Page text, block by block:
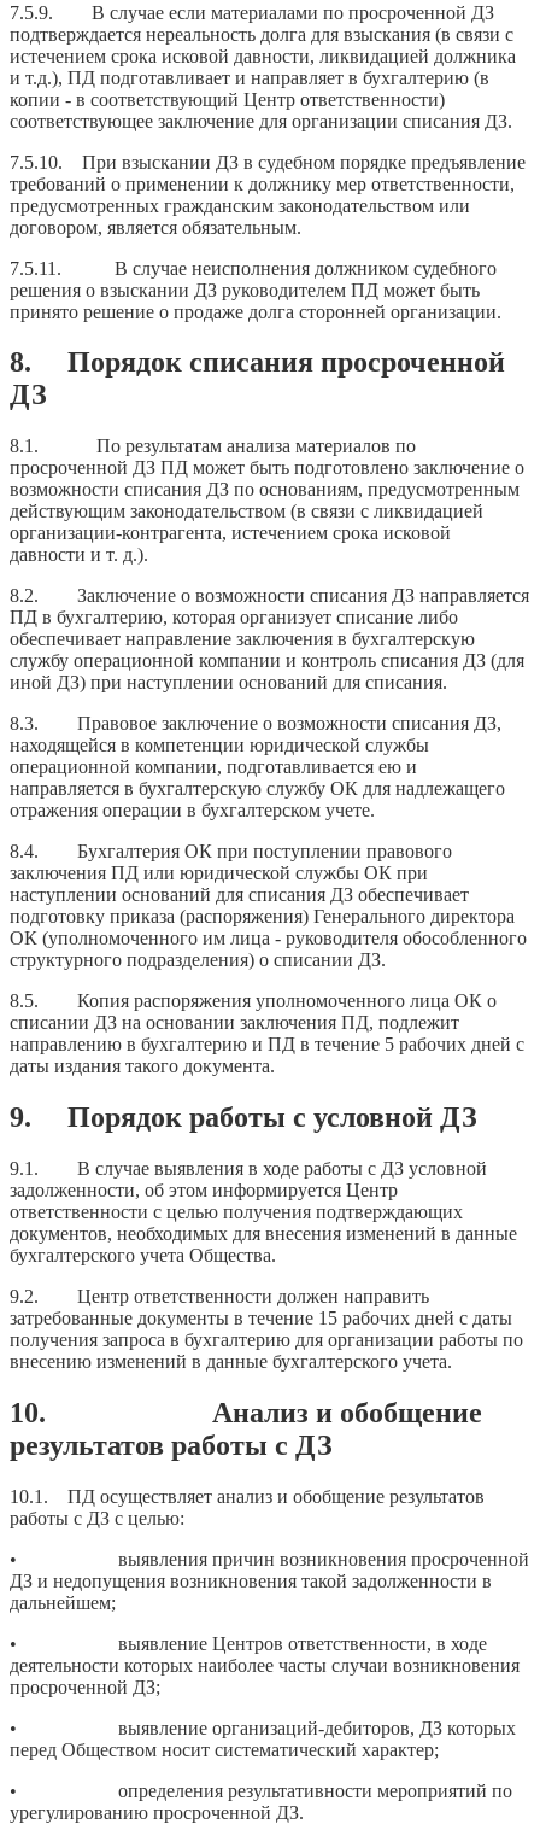
7.5.9. В случае если материалами по просроченной ДЗ
подтверждается нереальность долга для взыскания (в связи с
истечением срока исковой давности, ликвидацией должника
и т.д.), ПД подготавливает и направляет в бухгалтерию (в
копии - в соответствующий Центр ответственности)
соответствующее заключение для организации списания ДЗ.
7.5.10. При взыскании ДЗ в судебном порядке предъявление
требований о применении к должнику мер ответственности,
предусмотренных гражданским законодательством или
договором, является обязательным.
7.5.11. В случае неисполнения должником судебного
решения о взыскании ДЗ руководителем ПД может быть
принято решение о продаже долга сторонней организации.
8. Порядок списания просроченной
ДЗ
8.1. По результатам анализа материалов по
просроченной ДЗ ПД может быть подготовлено заключение о
возможности списания ДЗ по основаниям, предусмотренным
действующим законодательством (в связи с ликвидацией
организации-контрагента, истечением срока исковой
давности и т. д.).
8.2. Заключение о возможности списания ДЗ направляется
ПД в бухгалтерию, которая организует списание либо
обеспечивает направление заключения в бухгалтерскую
службу операционной компании и контроль списания ДЗ (для
иной ДЗ) при наступлении оснований для списания.
8.3. Правовое заключение о возможности списания ДЗ,
находящейся в компетенции юридической службы
операционной компании, подготавливается ею и
направляется в бухгалтерскую службу ОК для надлежащего
отражения операции в бухгалтерском учете.
8.4. Бухгалтерия ОК при поступлении правового
заключения ПД или юридической службы ОК при
наступлении оснований для списания ДЗ обеспечивает
подготовку приказа (распоряжения) Генерального директора
ОК (уполномоченного им лица - руководителя обособленного
структурного подразделения) о списании ДЗ.
8.5. Копия распоряжения уполномоченного лица ОК о
списании ДЗ на основании заключения ПД, подлежит
направлению в бухгалтерию и ПД в течение 5 рабочих дней с
даты издания такого документа.
9. Порядок работы с условной ДЗ
9.1. В случае выявления в ходе работы с ДЗ условной
задолженности, об этом информируется Центр
ответственности с целью получения подтверждающих
документов, необходимых для внесения изменений в данные
бухгалтерского учета Общества.
9.2. Центр ответственности должен направить
затребованные документы в течение 15 рабочих дней с даты
получения запроса в бухгалтерию для организации работы по
внесению изменений в данные бухгалтерского учета.
10. Анализ и обобщение
результатов работы с ДЗ
10.1. ПД осуществляет анализ и обобщение результатов
работы с ДЗ с целью:
• выявления причин возникновения просроченной
ДЗ и недопущения возникновения такой задолженности в
дальнейшем;
• выявление Центров ответственности, в ходе
деятельности которых наиболее часты случаи возникновения
просроченной ДЗ;
• выявление организаций-дебиторов, ДЗ которых
перед Обществом носит систематический характер;
• определения результативности мероприятий по
урегулированию просроченной ДЗ.